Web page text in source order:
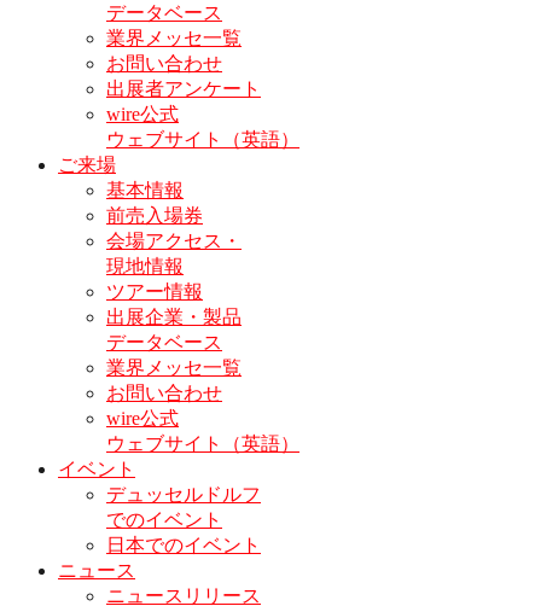
データベース
業界メッセ一覧
お問い合わせ
出展者アンケート
wire公式
ウェブサイト（英語）
ご来場
基本情報
前売入場券
会場アクセス・
現地情報
ツアー情報
出展企業・製品
データベース
業界メッセ一覧
お問い合わせ
wire公式
ウェブサイト（英語）
イベント
デュッセルドルフ
でのイベント
日本でのイベント
ニュース
ニュースリリース